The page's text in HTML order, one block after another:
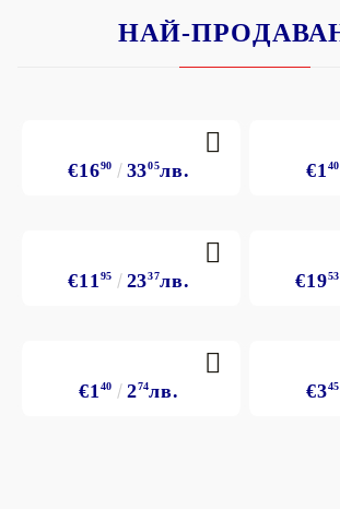
НАЙ-
€1690 3305лв. €1 40
€11 95 2337лв. €1953
€1 40 274лв. €345